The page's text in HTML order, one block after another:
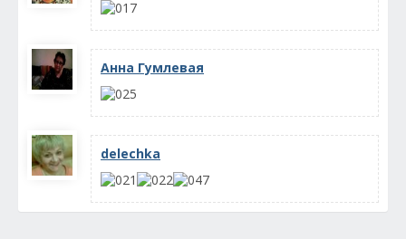
Анна Гумлевая
delechka